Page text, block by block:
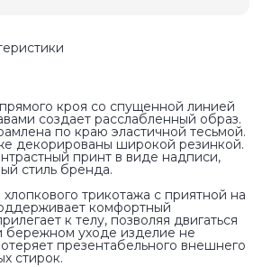
кроя со спущенной линией
создает расслабленный образ.
по краю эластичной тесьмой.
декорированы широкой резинкой.
принт в виде надписи,
стиль бренда.
трикотажа с приятной на
комфортный
к телу, позволяя двигаться
бережном уходе изделие не
презентабельного внешнего
стирок.